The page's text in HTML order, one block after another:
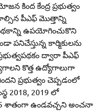
కింద కేంద్ర ప్రభుత్వం
పీఎఫ్‌ మొత్తాన్ని
పథకాన్ని ఉపయోగించుకొని
పనిచేస్తున్న కార్మికులను
ద్వారా పీఎఫ్‌
కొత్త ఉద్యోగాలుగా
ప్రభుత్వం చెప్పడంలో
2018, 2019 లో
శాతంగా ఉండవచ్చని అంచనా